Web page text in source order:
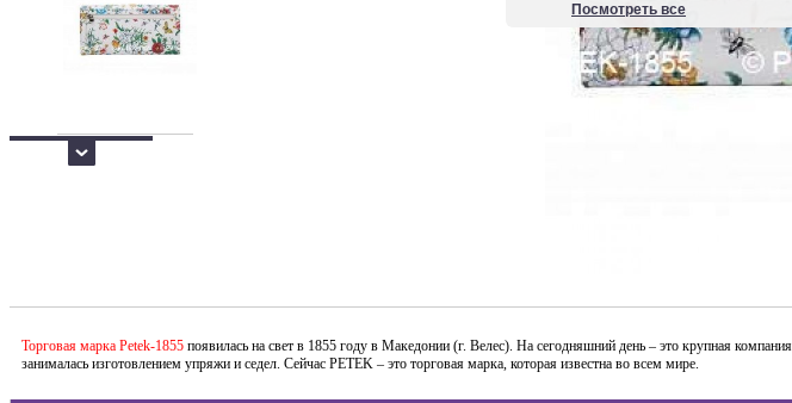
Посмотреть все
Торговая марка Petek-1855 появилась на свет в 1855 году в Македонии (г. Велес). На сегодняшний день – это крупная
занималась изготовлением упряжи и седел. Сейчас PETEK – это торговая марка, которая известна во всем мире.